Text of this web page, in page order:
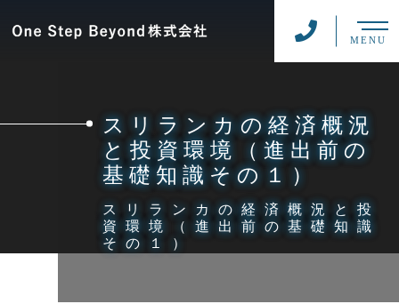
MENU
スリランカの経済概況
と投資環境（進出前の
基礎知識その１）
スリランカの経済概況と投
資環境（進出前の基礎知識
その１）